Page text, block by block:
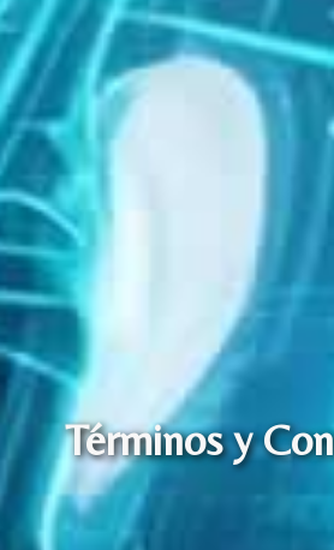
Términos y